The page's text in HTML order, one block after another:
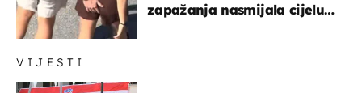
VIJESTI
zapažanja nasmijala cijelu